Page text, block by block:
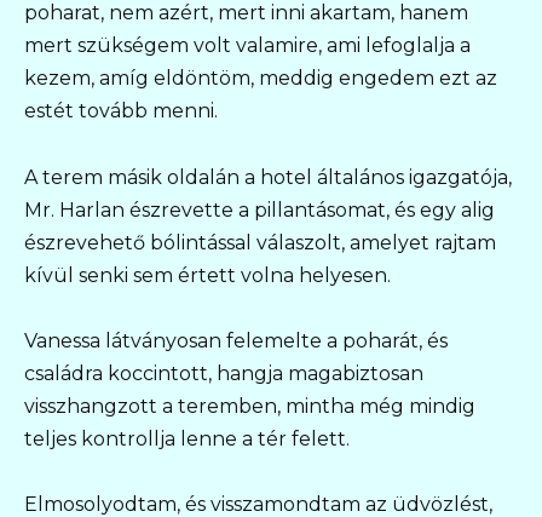
poharat, nem azért, mert inni akartam, hanem
mert szükségem volt valamire, ami lefoglalja a
kezem, amíg eldöntöm, meddig engedem ezt az
estét tovább menni.
A terem másik oldalán a hotel általános igazgatója,
Mr. Harlan észrevette a pillantásomat, és egy alig
észrevehető bólintással válaszolt, amelyet rajtam
kívül senki sem értett volna helyesen.
Vanessa látványosan felemelte a poharát, és
családra koccintott, hangja magabiztosan
visszhangzott a teremben, mintha még mindig
teljes kontrollja lenne a tér felett.
Elmosolyodtam, és visszamondtam az üdvözlést,